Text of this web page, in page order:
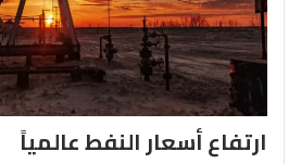
ارتفاع أسعار النفط عالمياً